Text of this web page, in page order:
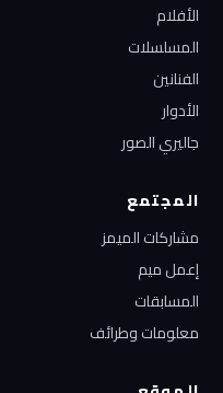
الأفلام
المسلسلات
الفنانين
الأدوار
جاليري الصور
المجتمع
مشاركات الميمز
إعمل ميم
المسابقات
معلومات وطرائف